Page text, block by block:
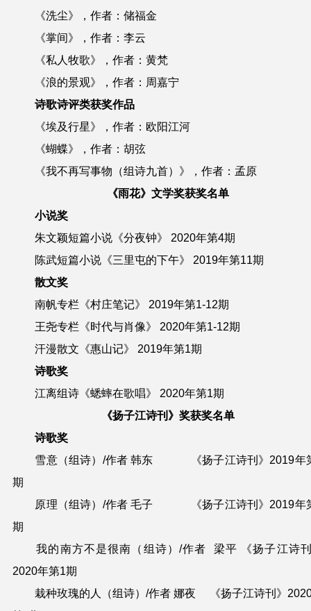
《洗尘》，作者：储福金
《掌间》，作者：李云
《私人牧歌》，作者：黄梵
《浪的景观》，作者：周嘉宁
诗歌诗评类获奖作品
《埃及行星》，作者：欧阳江河
《蝴蝶》，作者：胡弦
《我不再写事物（组诗九首）》，作者：孟原
《雨花》文学奖获奖名单
小说奖
朱文颖短篇小说《分夜钟》 2020年第4期
陈武短篇小说《三里屯的下午》 2019年第11期
散文奖
南帆专栏《村庄笔记》 2019年第1-12期
王尧专栏《时代与肖像》 2020年第1-12期
汗漫散文《惠山记》 2019年第1期
诗歌奖
江离组诗《蟋蟀在歌唱》 2020年第1期
《扬子江诗刊》奖获奖名单
诗歌奖
雪意（组诗）/作者 韩东 《扬子江诗刊》2019年
期
原理（组诗）/作者 毛子 《扬子江诗刊》2019年
期
我的南方不是很南（组诗）/作者 梁平 《扬子江诗
2020年第1期
栽种玫瑰的人（组诗）/作者 娜夜 《扬子江诗刊》